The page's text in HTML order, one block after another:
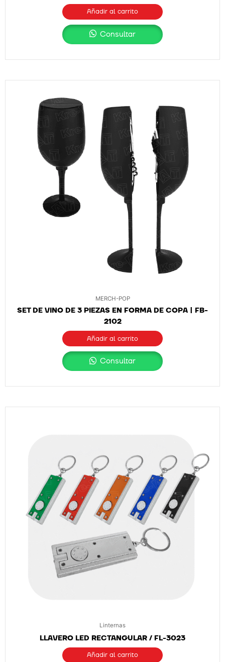
Añadir al carrito
Consultar
MERCH-POP
SET DE VINO DE 3 PIEZAS EN FORMA DE COPA | FB-
2102
Añadir al carrito
Consultar
Linternas
LLAVERO LED RECTANGULAR / FL-3023
Añadir al carrito